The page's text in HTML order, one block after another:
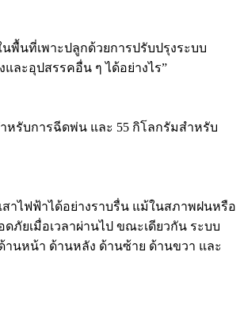
พื้นที่เพาะปลูกด้วยการปรับปรุงระบบ
ละอุปสรรคอื่น ๆ ได้อย่างไร”
หรับการฉีดพ่น และ 55 กิโลกรัมสำหรับ
าไฟฟ้าได้อย่างราบรื่น แม้ในสภาพฝนหรือ
ภัยเมื่อเวลาผ่านไป ขณะเดียวกัน ระบบ
านหน้า ด้านหลัง ด้านซ้าย ด้านขวา และ